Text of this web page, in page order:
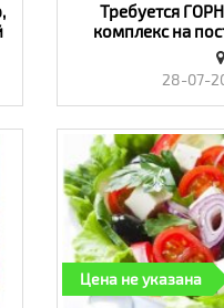
Требуется
комплекс на
28-07-
Цена не указана